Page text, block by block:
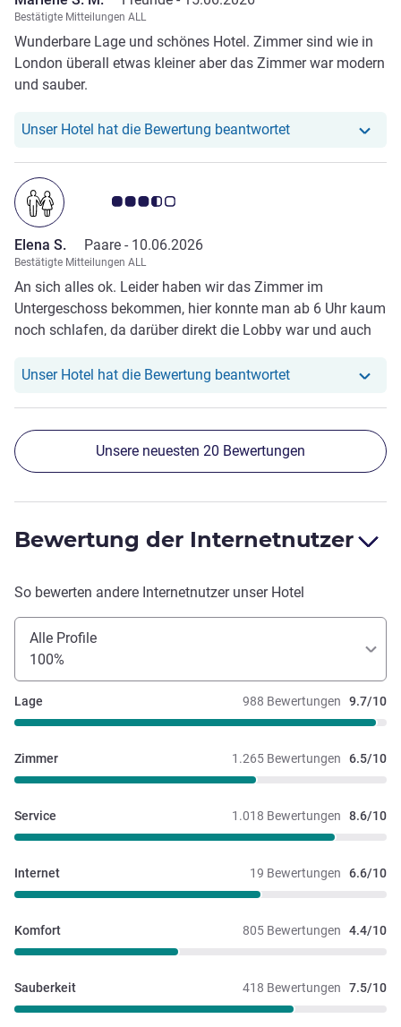
Bestätigte Mitteilungen ALL
Wunderbare Lage und schönes Hotel. Zimmer sind wie in
London überall etwas kleiner aber das Zimmer war modern
und sauber.
Unser Hotel hat die Bewertung beantwortetUnser Hotel hat
Note Kundenmeinungen 3.5/5
Elena S. Paare - 10.06.2026
Bestätigte Mitteilungen ALL
An sich alles ok. Leider haben wir das Zimmer im
Untergeschoss bekommen, hier konnte man ab 6 Uhr kaum
noch schlafen, da darüber direkt die Lobby war und auch
und man nur Getrampel gehört hat. Das war sehr nervig
normal zu sein.
Unser Hotel hat die Bewertung beantwortetUnser Hotel hat
Unsere neuesten 20 Bewertungen
Bewertung der Internetnutzer
So bewerten andere Internetnutzer unser Hotel
Alle Profile
100%
988 Bewertungen 9.7/10
Lage
1.265 Bewertungen 6.5/10
Zimmer
1.018 Bewertungen 8.6/10
Service
19 Bewertungen 6.6/10
Internet
805 Bewertungen 4.4/10
Komfort
418 Bewertungen 7.5/10
Sauberkeit